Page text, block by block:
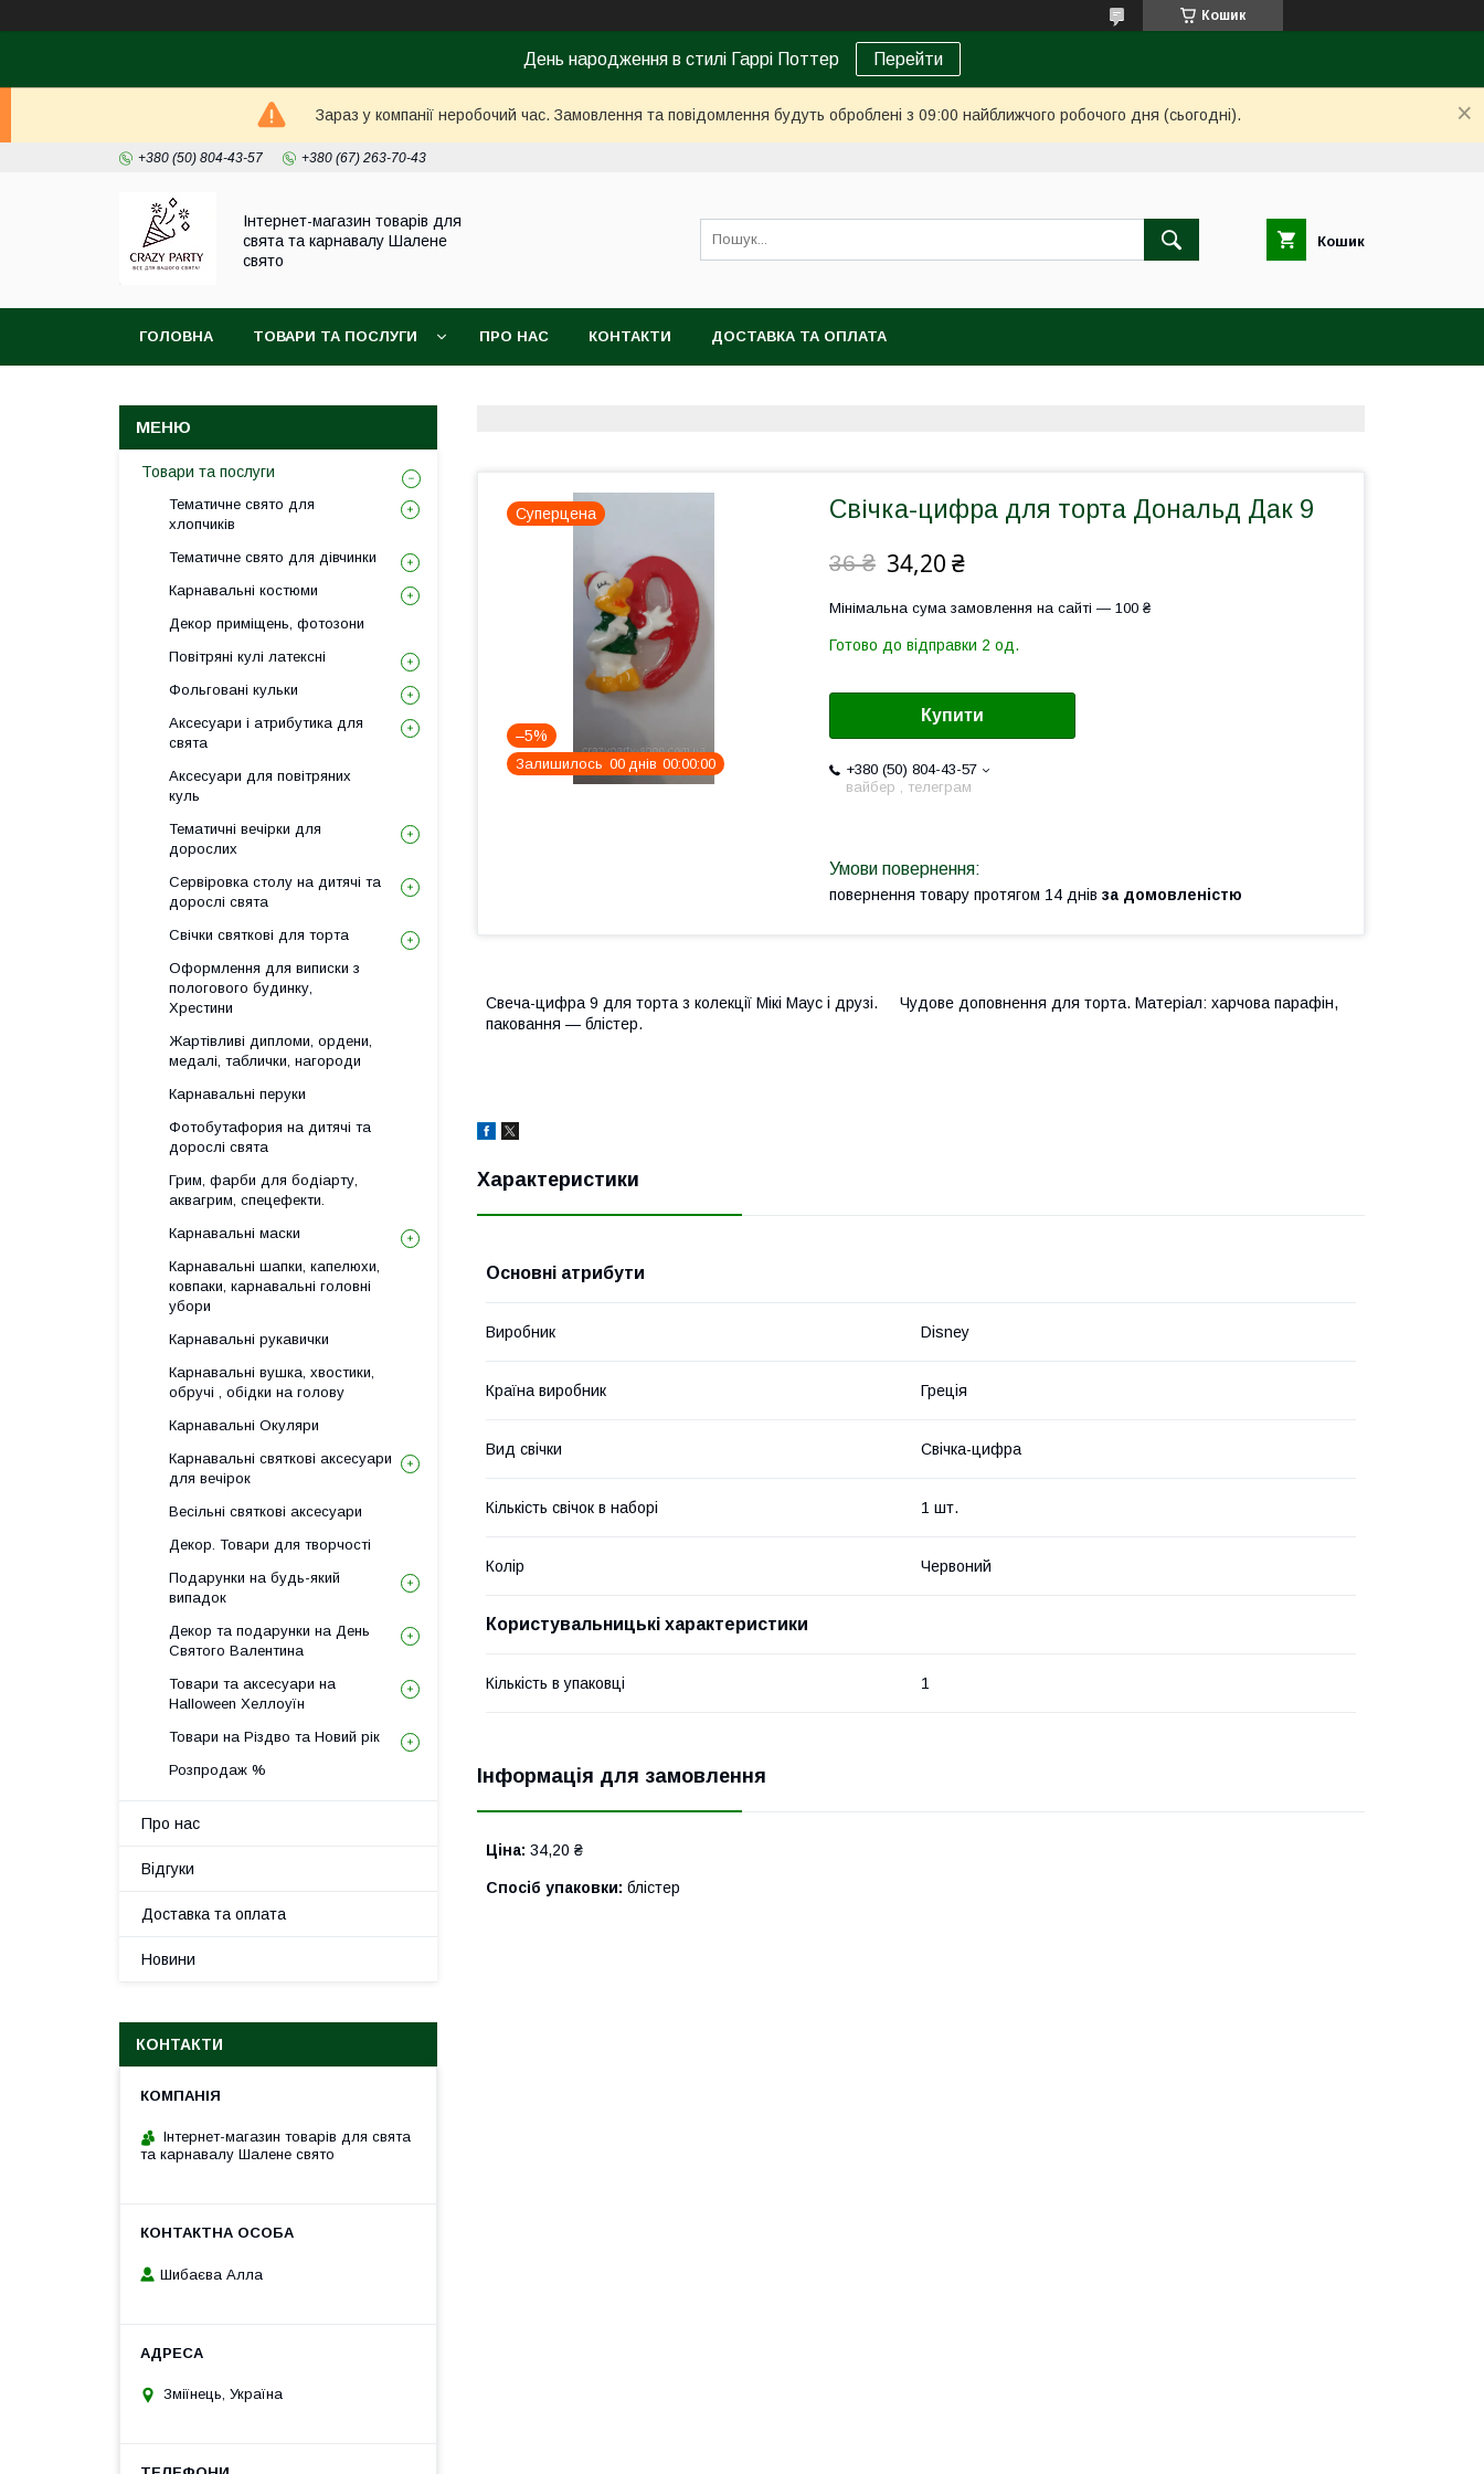
Кошик
День народження в стилі Гаррі Поттер Перейти
Зараз у компанії неробочий час. Замовлення та повідомлення будуть оброблені з 09:00 найближчого робочого дня (сьогодні).
+380 (50) 804-43-57 +380 (67) 263-70-43
Інтернет-магазин товарів для
свята та карнавалу Шалене
свято
Кошик
ГОЛОВНА ТОВАРИ ТА ПОСЛУГИ ПРО НАС КОНТАКТИ ДОСТАВКА ТА ОПЛАТА
Суперцена
–5%
Залишилось 00 днів 00 00 00
Свічка-цифра для торта Дональд Дак 9
36 ₴ 34,20 ₴
Мінімальна сума замовлення на сайті — 100 ₴
Готово до відправки 2 од.
Купити
+380 (50) 804-43-57
вайбер , телеграм
повернення товару протягом 14 днів за домовленістю
Свеча-цифра 9 для торта з колекції Мікі Маус і друзі. Чудове доповнення для торта. Матеріал: харчова парафін,
паковання — блістер.
Характеристики
Основні атрибути
Виробник Disney
Країна виробник Греція
Вид свічки Свічка-цифра
Кількість свічок в наборі 1 шт.
Колір Червоний
Користувальницькі характеристики
Кількість в упаковці 1
Інформація для замовлення
Ціна: 34,20 ₴
Спосіб упаковки: блістер
Товари та послуги
Тематичне свято для
хлопчиків
Тематичне свято для дівчинки
Карнавальні костюми
Декор приміщень, фотозони
Повітряні кулі латексні
Фольговані кульки
Аксесуари і атрибутика для
свята
Аксесуари для повітряних
куль
Тематичні вечірки для
дорослих
Сервіровка столу на дитячі та
дорослі свята
Свічки святкові для торта
Оформлення для виписки з
пологового будинку,
Хрестини
Жартівливі дипломи, ордени,
медалі, таблички, нагороди
Карнавальні перуки
Фотобутафория на дитячі та
дорослі свята
Грим, фарби для бодіарту,
аквагрим, спецефекти.
Карнавальні маски
Карнавальні шапки, капелюхи,
ковпаки, карнавальні головні
убори
Карнавальні рукавички
Карнавальні вушка, хвостики,
обручі , обідки на голову
Карнавальні Окуляри
Карнавальні святкові аксесуари
для вечірок
Весільні святкові аксесуари
Декор. Товари для творчості
Подарунки на будь-який
випадок
Декор та подарунки на День
Святого Валентина
Товари та аксесуари на
Halloween Хеллоуїн
Товари на Різдво та Новий рік
Розпродаж %
Про нас
Відгуки
Доставка та оплата
Новини
КОНТАКТИ
Інтернет-магазин товарів для свята
та карнавалу Шалене свято
Шибаєва Алла
Зміїнець, Україна